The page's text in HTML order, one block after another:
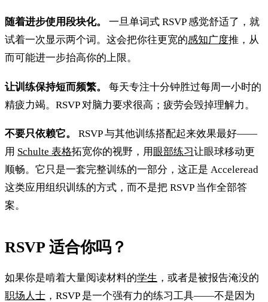
随着进步使用段块化。
一旦单词式 RSVP 感觉舒适了，就
试着一次显示两个词。这会把你往更宽的感知广度推，从
而可能进一步抬高你的上限。
让训练保持短而频繁。
每天专注十分钟胜过每周一小时的
精疲力竭。RSVP 对脑力要求很高；疲劳会毁掉理解力。
不要只依赖它。
RSVP 与其他训练搭配起来效果最好——
用 Schulte 表格拓宽你的视野，用 眼部练习让眼球移动更
顺畅。它只是一套完整训练的一部分，这正是 Acceleread
这类应用组织训练的方式，而不是把 RSVP 当作全部答
案。
RSVP 适合你吗？
如果你是啃着大量阅读材料的学生 ，或者是被报告淹没的
职场人士 ，RSVP 是一个强有力的练习工具——不是因为